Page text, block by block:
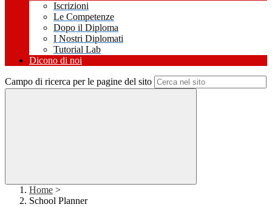
Iscrizioni
Le Competenze
Dopo il Diploma
I Nostri Diplomati
Tutorial Lab
Dicono di noi
Campo di ricerca per le pagine del sito
Home >
School Planner